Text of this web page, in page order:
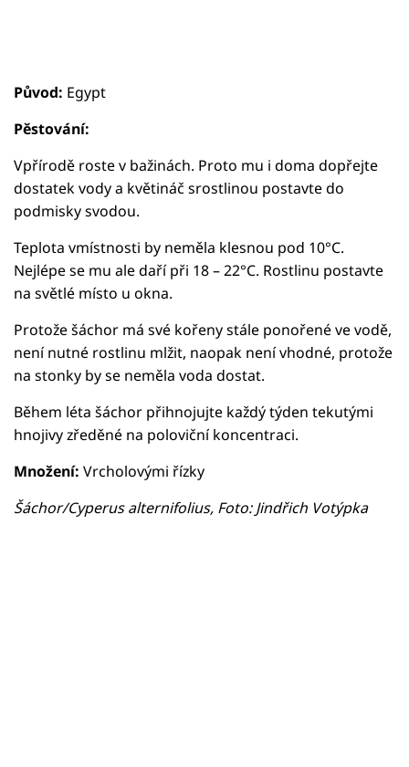
Původ: Egypt
Pěstování:
Vpřírodě roste v bažinách. Proto mu i doma dopřejte
dostatek vody a květináč srostlinou postavte do
podmisky svodou.
Teplota vmístnosti by neměla klesnou pod 10°C.
Nejlépe se mu ale daří při 18 – 22°C. Rostlinu postavte
na světlé místo u okna.
Protože šáchor má své kořeny stále ponořené ve vodě,
není nutné rostlinu mlžit, naopak není vhodné, protože
na stonky by se neměla voda dostat.
Během léta šáchor přihnojujte každý týden tekutými
hnojivy zředěné na poloviční koncentraci.
Množení: Vrcholovými řízky
Šáchor/Cyperus alternifolius, Foto: Jindřich Votýpka